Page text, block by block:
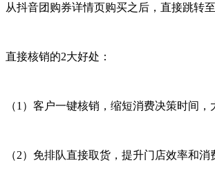
从抖音团购券详情页购买之后，直接跳转至
直接核销的2大好处：
（1 ）客户一键核销，缩短消费决策时间，
（2）免排队直接取货，提升门店效率和消